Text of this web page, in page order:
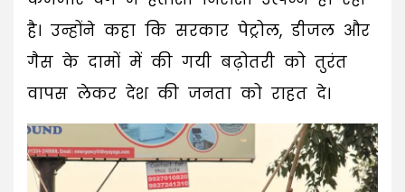
है। उन्होंने कहा कि सरकार पेट्रोल, डीजल और
गैस के दामों में की गयी बढ़ोतरी को तुरंत
वापस लेकर देश की जनता को राहत दे।